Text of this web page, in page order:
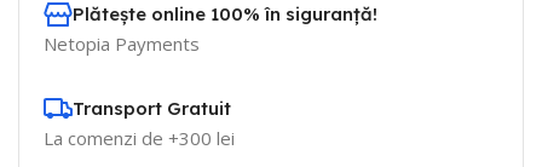
Plătește online 100% în siguranță!
Netopia Payments
Transport Gratuit
La comenzi de +300 lei